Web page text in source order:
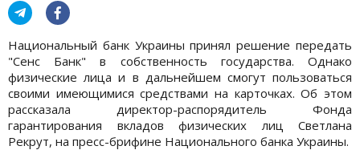
Национальный банк Украины принял решение передать
"Сенс Банк" в собственность государства. Однако
физические лица и в дальнейшем смогут пользоваться
своими имеющимися средствами на карточках. Об этом
рассказала директор-распорядитель Фонда
гарантирования вкладов физических лиц Светлана
Рекрут, на пресс-брифине Национального банка Украины.